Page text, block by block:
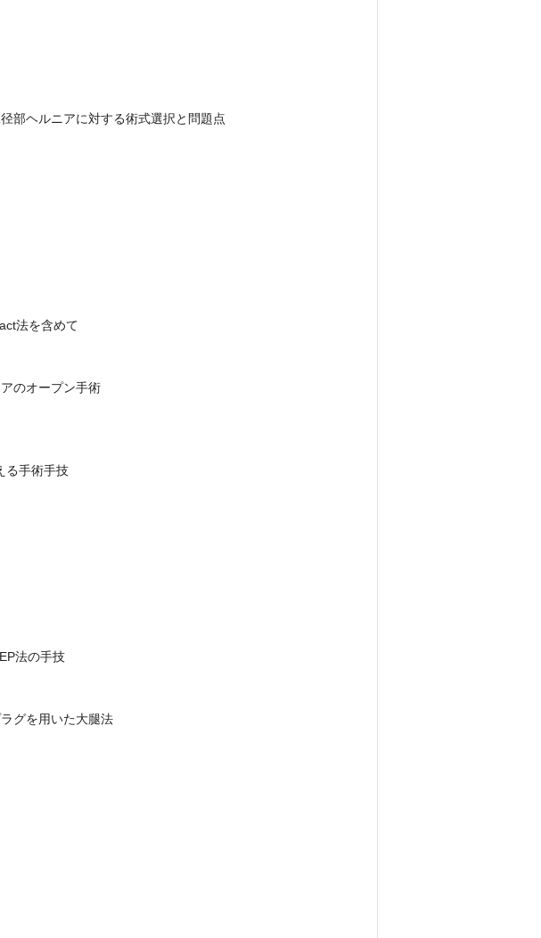
部ヘルニアに対する術式選択と問題点
法を含めて
のオープン手術
る手術手技
法の手技
グを用いた大腿法